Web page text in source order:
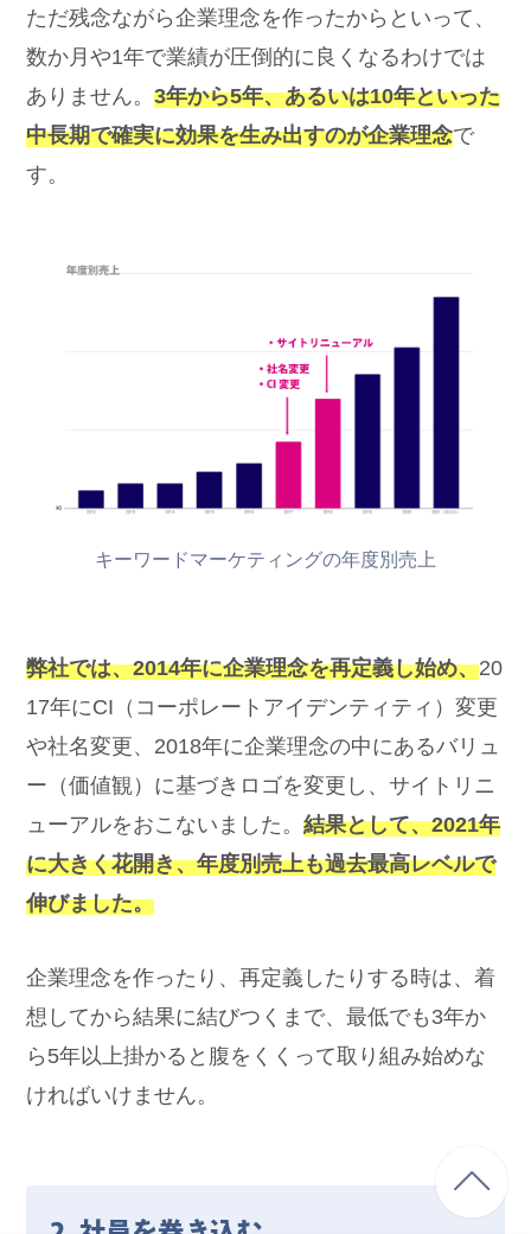
ただ残念ながら企業理念を作ったからといって、
数か月や1年で業績が圧倒的に良くなるわけでは
ありません。3年から5年、あるいは10年といった
中長期で確実に効果を生み出すのが企業理念で
す。
キーワードマーケティングの年度別売上
弊社では、2014年に企業理念を再定義し始め、20
17年にCI（コーポレートアイデンティティ）変更
や社名変更、2018年に企業理念の中にあるバリュ
ー（価値観）に基づきロゴを変更し、サイトリニ
ューアルをおこないました。結果として、2021年
に大きく花開き、年度別売上も過去最高レベルで
伸びました。
企業理念を作ったり、再定義したりする時は、着
想してから結果に結びつくまで、最低でも3年か
ら5年以上掛かると腹をくくって取り組み始めな
ければいけません。